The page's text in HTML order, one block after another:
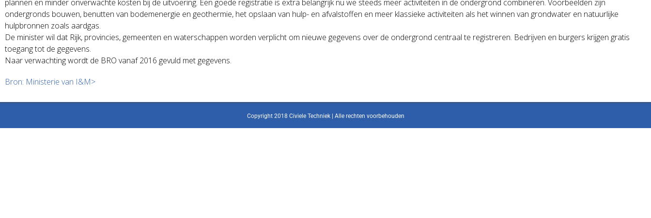
plannen en minder onverwachte kosten bij de uitvoering. Een goede registratie is extra belangrijk nu we steeds meer activiteiten in de ondergrond combineren. Voorbeelden zijn
ondergronds bouwen, benutten van bodemenergie en geothermie, het opslaan van hulp- en afvalstoffen en meer klassieke activiteiten als het winnen van grondwater en natuurlijke
hulpbronnen zoals aardgas.
De minister wil dat Rijk, provincies, gemeenten en waterschappen worden verplicht om nieuwe gegevens over de ondergrond centraal te registreren. Bedrijven en burgers krijgen gratis
toegang tot de gegevens.
Naar verwachting wordt de BRO vanaf 2016 gevuld met gegevens.
Bron: Ministerie van I&M>
Copyright 2018 Civiele Techniek | Alle rechten voorbehouden